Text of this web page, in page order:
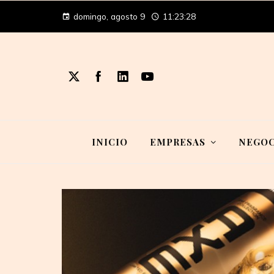
domingo, agosto 9 11:23:29
INICIO EMPRESAS